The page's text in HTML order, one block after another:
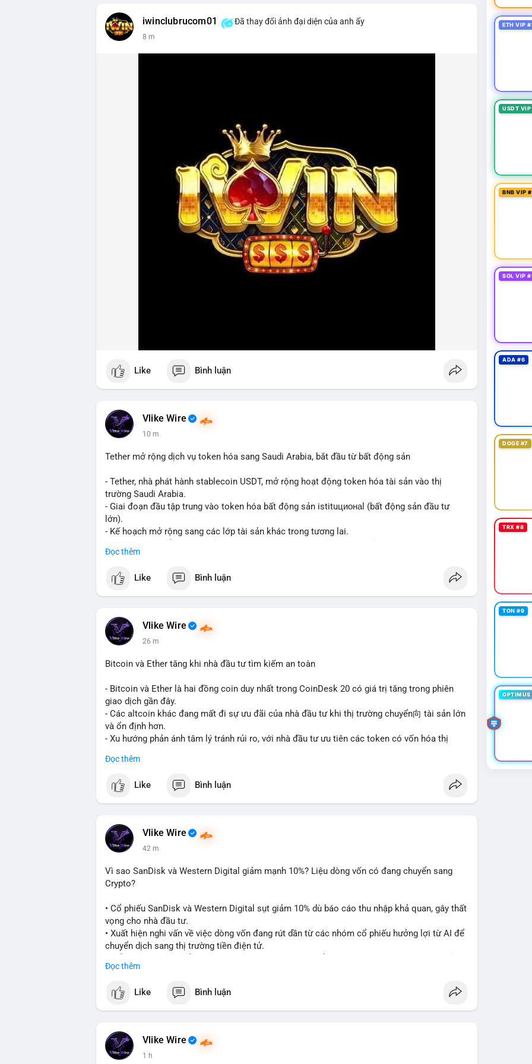
iwinclubrucom01 Đã thay đổi ảnh đại diện của anh ấy
8 m
Like Bình luận
Vlike Wire
10 m
Tether mở rộng dịch vụ token hóa sang Saudi Arabia, bắt đầu từ bất động sản
- Tether, nhà phát hành stablecoin USDT, mở rộng hoạt động token hóa tài sản vào thị
trường Saudi Arabia.
- Giai đoạn đầu tập trung vào token hóa bất động sản istituционаl (bất động sản đầu tư
lớn).
- Kế hoạch mở rộng sang các lớp tài sản khác trong tương lai.
blockchain.
#binancesquare #cryptonews #usdt
#blockchain
$usdt
#vlikevn #titanbot
📰 Nguồn: CoinDesk
Đọc thêm
Like Bình luận
Vlike Wire
26 m
Bitcoin và Ether tăng khi nhà đầu tư tìm kiếm an toàn
- Bitcoin và Ether là hai đồng coin duy nhất trong CoinDesk 20 có giá trị tăng trong phiên
giao dịch gần đây.
- Các altcoin khác đang mất đi sự ưu đãi của nhà đầu tư khi thị trường chuyển向 tài sản lớn
và ổn định hơn.
- Xu hướng phản ánh tâm lý tránh rủi ro, với nhà đầu tư ưu tiên các token có vốn hóa thị
#vlikevn #titanbot
📰 Nguồn: CoinDesk
Đọc thêm
Like Bình luận
Vlike Wire
42 m
Vì sao SanDisk và Western Digital giảm mạnh 10%? Liệu dòng vốn có đang chuyển sang
Crypto?
• Cổ phiếu SanDisk và Western Digital sụt giảm 10% dù báo cáo thu nhập khả quan, gây thất
vọng cho nhà đầu tư.
• Xuất hiện nghi vấn về việc dòng vốn đang rút dần từ các nhóm cổ phiếu hưởng lợi từ AI để
chuyển dịch sang thị trường tiền điện tử.
công nghệ và crypto.
#binancesquare #cryptonews #marketanalysis
#vlikevn #titanbot
Đọc thêm
Like Bình luận
Vlike Wire
1 h
ETH VIP
USDT
BNB VIP
SOL VIP
ADA #6
DOGE #7
TRX #8
TON #9
OPTIMUS